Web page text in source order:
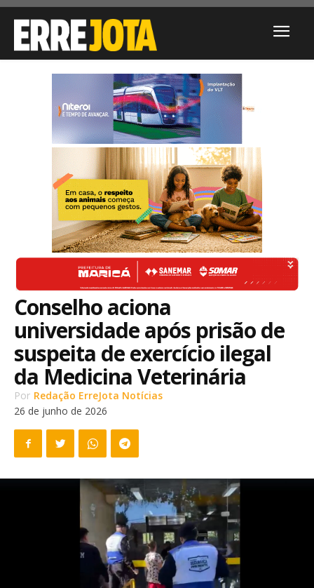
Conselho aciona
universidade após prisão de
suspeita de exercício ilegal
da Medicina Veterinária
Por Redação ErreJota Notícias
26 de junho de 2026